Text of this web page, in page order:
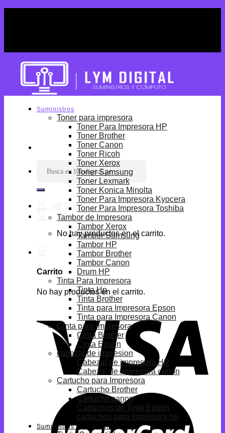
por:
No hay productos en el carrito.
Carrito
No hay productos en el carrito.
Suministros
Toner para impresora
Toner Para Impresora HP
Toner Brother
Toner Canon
Toner Ricoh
Toner Xerox
Toner Samsung
Toner Lexmark
Toner Konica Minolta
Toner Para Impresora Kyocera
Toner Para Impresora Toshiba
Tambor de Impresora
Tambor Xerox
Tambor Samsung
Tambor HP
Tambor Brother
Tambor Canon
Drum HP
Tinta Para Impresora
Tinta Hp
Tinta Brother
Tinta para Impresora Epson
Tinta para Impresora Canon
Cinta para impresora
Cinta Brother
Cinta Epson
cabezal de impresion
Cabezal de impresora HP
Cabezal de impresora canon
Cartucho para Impresora
Cartucho Brother
Cartucho canon
Cartuchos de Tinta Epson
cartuchos para impresora hp
Suministros Compatibles